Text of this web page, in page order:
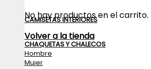
No hay productos en el carrito.
Volver a la tienda
CAMISETAS INTERIORES
CHAQUETAS Y CHALECOS
Hombre
Mujer